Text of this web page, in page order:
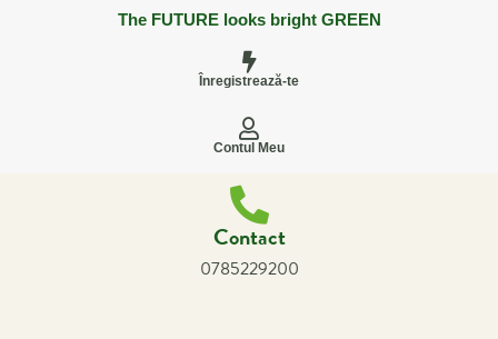
The FUTURE looks bright GREEN
Înregistrează-te
Contul Meu
Contact
0785229200